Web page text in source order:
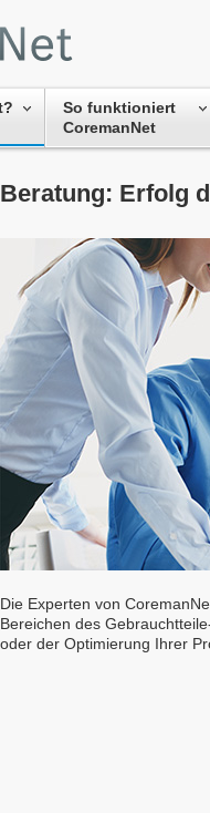
So funktioniert
CoremanNet
Beratung: Erfolg
Die Experten von
Bereichen des
oder der Optimierung Ihrer